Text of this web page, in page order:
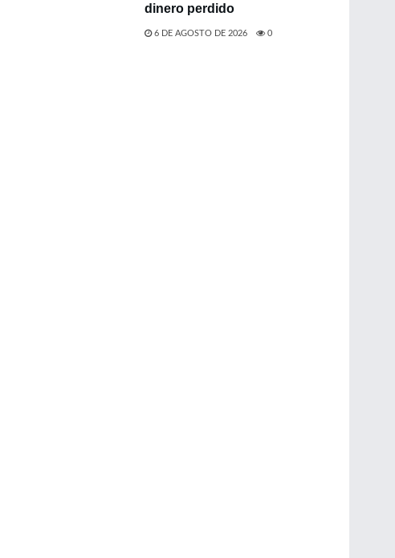
dinero perdido
6 DE AGOSTO DE 2026 0